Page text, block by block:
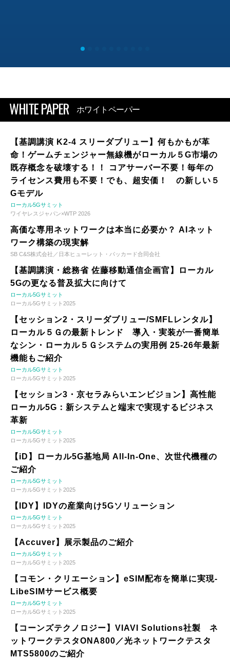
WHITE PAPER ホワイトペーパー
【基調講演 K2-4 スリーダブリュー】何もかもが革
命！ゲームチェンジャー無線機がローカル５G市場の
既存概念を破壊する！！ コアサーバー不要！毎年の
ライセンス費用も不要！でも、超安価！ の新しい５
Gモデル
ローカル5Gサミット
ワイヤレスジャパン×WTP 2026
高価な専用ネットワークは本当に必要か？ AIネット
ワーク構築の現実解
SB C&S株式会社／日本ヒューレット・パッカード合同会社
【基調講演・総務省 佐藤移動通信企画官】ローカル
5Gの更なる普及拡大に向けて
ローカル5Gサミット
ローカル5Gサミット2025
【セッション2・スリーダブリュー/SMFLレンタル】
ローカル５Ｇの最新トレンド 導入・実装が一番簡単
なシン・ローカル５Ｇシステムの実用例 25-26年最新
機能もご紹介
ローカル5Gサミット
ローカル5Gサミット2025
【セッション3・京セラみらいエンビジョン】高性能
ローカル5G：新システムと端末で実現するビジネス
革新
ローカル5Gサミット
ローカル5Gサミット2025
【iD】ローカル5G基地局 All-In-One、次世代機種の
ご紹介
ローカル5Gサミット
ローカル5Gサミット2025
【IDY】IDYの産業向け5Gソリューション
ローカル5Gサミット
ローカル5Gサミット2025
【Accuver】展示製品のご紹介
ローカル5Gサミット
ローカル5Gサミット2025
【コモン・クリエーション】eSIM配布を簡単に実現-
LibeSIMサービス概要
ローカル5Gサミット
ローカル5Gサミット2025
【コーンズテクノロジー】VIAVI Solutions社製 ネ
ットワークテスタONA800／光ネットワークテスタ
MTS5800のご紹介